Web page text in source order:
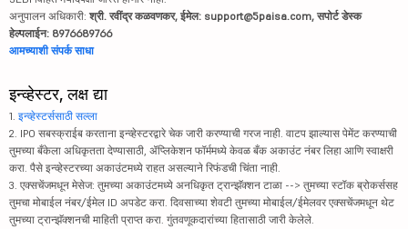
अनुपालन अधिकारी: श्री. रवींद्र कळवणकर, ईमेल: support@5paisa.com, सपोर्ट डेस्क
हेल्पलाईन: 8976689766
आमच्याशी संपर्क साधा
इन्व्हेस्टर, लक्ष द्या
1. इन्व्हेस्टर्ससाठी सल्ला
2. IPO सबस्क्राईब करताना इन्व्हेस्टरद्वारे चेक जारी करण्याची गरज नाही. वाटप झाल्यास पेमेंट करण्याची
तुमच्या बँकेला अधिकृतता देण्यासाठी, ॲप्लिकेशन फॉर्ममध्ये केवळ बँक अकाउंट नंबर लिहा आणि स्वाक्षरी
करा. पैसे इन्व्हेस्टरच्या अकाउंटमध्ये राहत असल्याने रिफंडची चिंता नाही.
3. एक्सचेंजमधून मेसेज: तुमच्या अकाउंटमध्ये अनधिकृत ट्रान्झॅक्शन टाळा --> तुमच्या स्टॉक ब्रोकर्ससह
तुमचा मोबाईल नंबर/ईमेल ID अपडेट करा. दिवसाच्या शेवटी तुमच्या मोबाईल/ईमेलवर एक्सचेंजमधून थेट
तुमच्या ट्रान्झॅक्शनची माहिती प्राप्त करा. गुंतवणूकदारांच्या हितासाठी जारी केलेले.